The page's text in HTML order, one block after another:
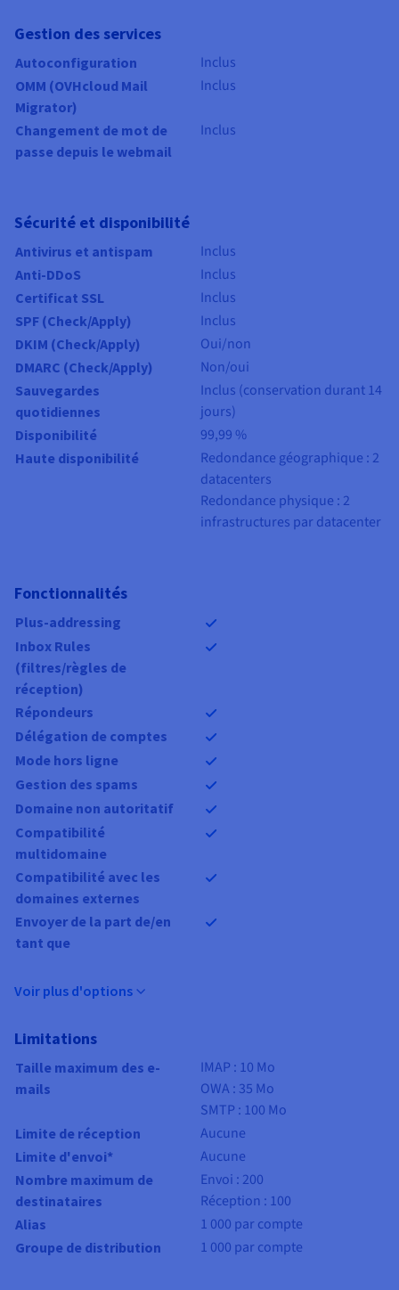
Gestion des services
Autoconfiguration Inclus
OMM (OVHcloud Mail
Migrator)
Inclus
Changement de mot de
passe depuis le webmail
Inclus
Sécurité et disponibilité
Antivirus et antispam Inclus
Anti-DDoS Inclus
Certificat SSL Inclus
SPF (Check/Apply) Inclus
DKIM (Check/Apply) Oui/non
DMARC (Check/Apply) Non/oui
Sauvegardes
quotidiennes
Inclus (conservation durant 14
jours)
Disponibilité 99,99 %
Haute disponibilité
Redondance géographique : 2
datacenters
Redondance physique : 2
infrastructures par datacenter
Fonctionnalités
Plus-addressing
Inbox Rules
(filtres/règles de
réception)
Répondeurs
Délégation de comptes
Mode hors ligne
Gestion des spams
Domaine non autoritatif
Compatibilité
multidomaine
Compatibilité avec les
domaines externes
Envoyer de la part de/en
tant que
Voir plus d'options
Limitations
Taille maximum des e-
mails
IMAP : 10 Mo
OWA : 35 Mo
SMTP : 100 Mo
Limite de réception Aucune
Limite d'envoi* Aucune
Nombre maximum de
destinataires
Envoi : 200
Réception : 100
Alias 1 000 par compte
Groupe de distribution 1 000 par compte